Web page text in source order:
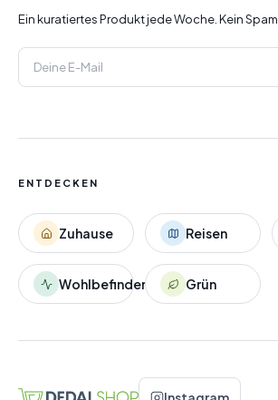
Ein kuratiertes Produkt jede Woche. Kein Spam.
ENTDECKEN
Zuhause Reisen
Wohlbefinden Grün